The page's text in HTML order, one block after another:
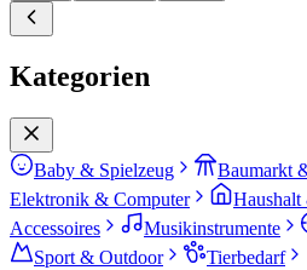
Kategorien
Baby & Spielzeug Baumarkt
Elektronik & Computer
Haushalt
Accessoires
Musikinstrumente
Sport & Outdoor
Tierbedarf